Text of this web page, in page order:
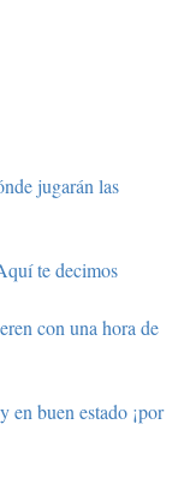
jugarán las
te decimos
con una hora de
en buen estado ¡por